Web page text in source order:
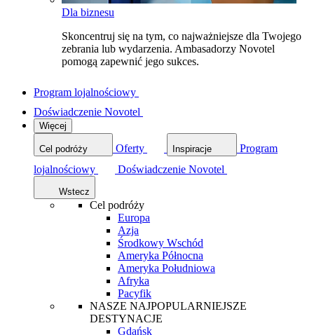
Dla biznesu
Skoncentruj się na tym, co najważniejsze dla Twojego
zebrania lub wydarzenia. Ambasadorzy Novotel
pomogą zapewnić jego sukces.
Program lojalnościowy
Doświadczenie Novotel
Więcej
Cel podróży Oferty Inspiracje
Program
lojalnościowy
Doświadczenie Novotel
Wstecz
Cel podróży
Europa
Azja
Środkowy Wschód
Ameryka Północna
Ameryka Południowa
Afryka
Pacyfik
NASZE NAJPOPULARNIEJSZE
DESTYNACJE
Gdańsk